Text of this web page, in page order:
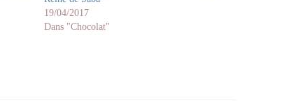
19/04/2017
Dans "Chocolat"